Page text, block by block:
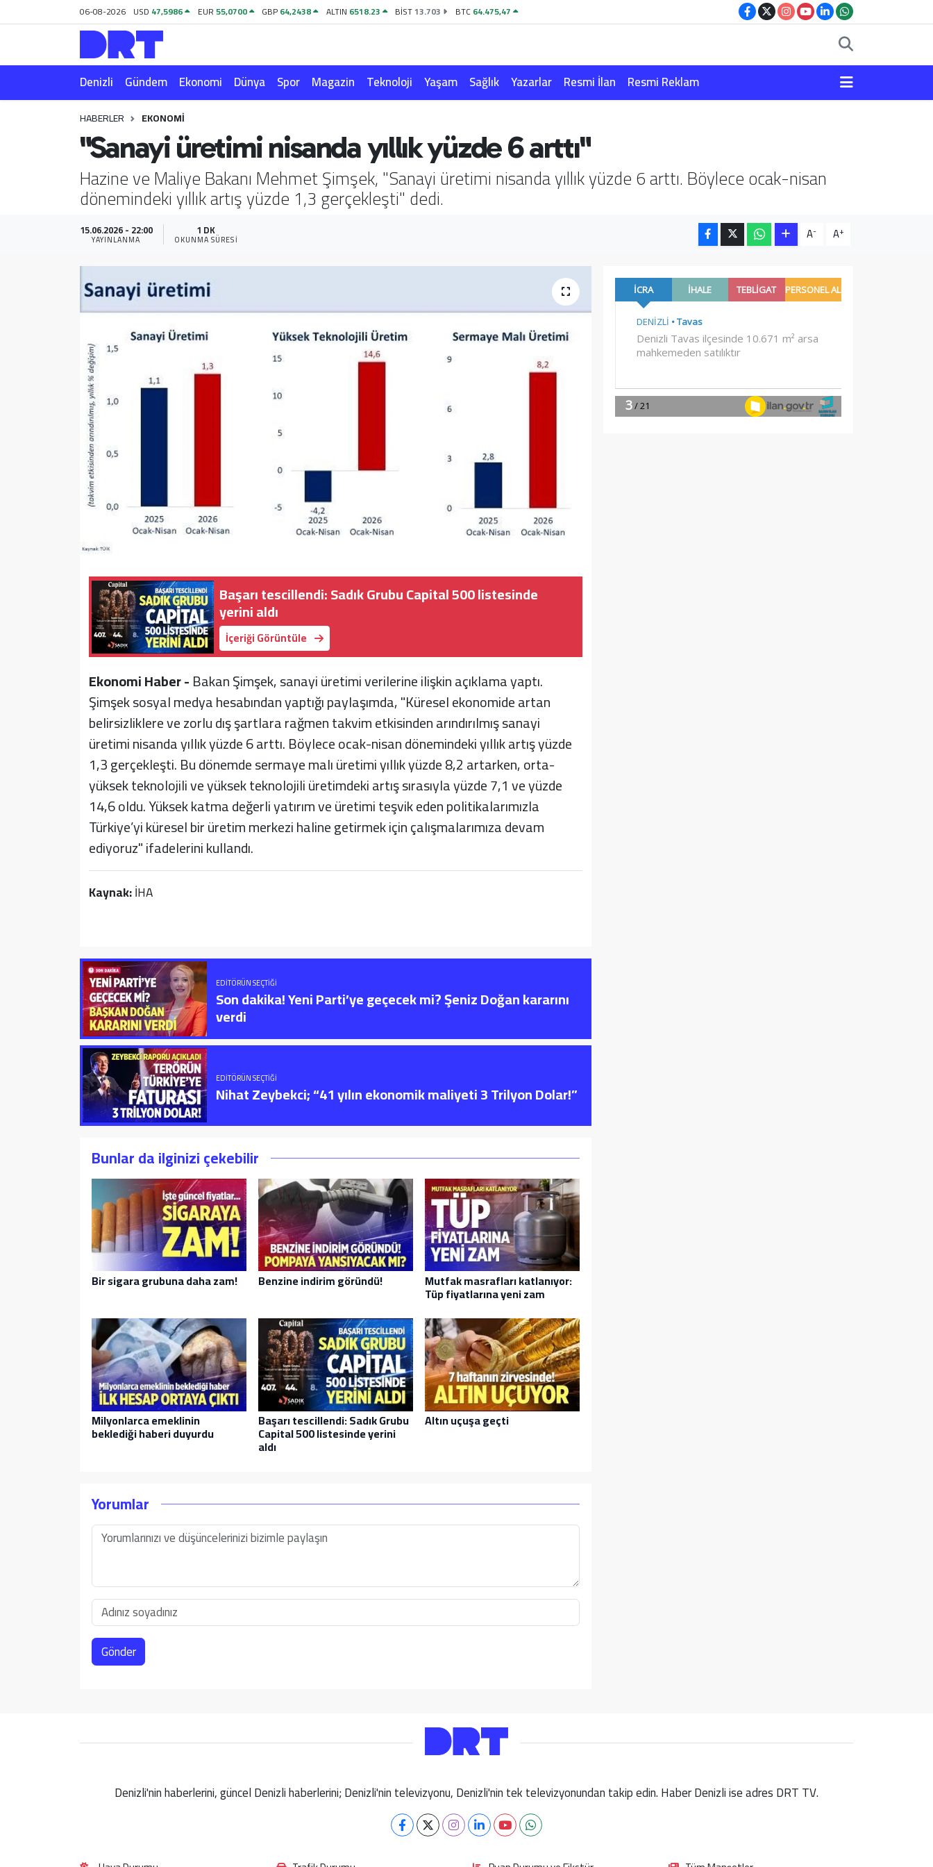
06-08-2026 USD 47,5986 EUR55,0700 GBP64,2438 ALTIN 6518.23 BİST13.703 BTC64.475,47
Denizli Gündem Ekonomi Dünya Spor Magazin Teknoloji Yaşam Sağlık Yazarlar Resmi İlan Resmi Reklam
HABERLER EKONOMI
"Sanayi üretimi nisanda yıllık yüzde 6 arttı"
Hazine ve Maliye Bakanı Mehmet Şimşek, "Sanayi üretimi nisanda yıllık yüzde 6 arttı. Böylece ocak-nisan
dönemindeki yıllık artış yüzde 1,3 gerçekleşti" dedi.
15.06.2026 - 22:00
YAYINLANMA
1 DK
OKUNMA SÜRESI A- A+
Başarı tescillendi: Sadık Grubu Capital 500 listesinde
yerini aldı
İçeriği Görüntüle
Ekonomi Haber -Bakan Şimşek, sanayi üretimi verilerine ilişkin açıklama yaptı.
Şimşek sosyal medya hesabından yaptığı paylaşımda, "Küresel ekonomide artan
belirsizliklere ve zorlu dış şartlara rağmen takvim etkisinden arındırılmış sanayi
üretimi nisanda yıllık yüzde 6 arttı. Böylece ocak-nisan dönemindeki yıllık artış yüzde
1,3 gerçekleşti. Bu dönemde sermaye malı üretimi yıllık yüzde 8,2 artarken, orta-
yüksek teknolojili ve yüksek teknolojili üretimdeki artış sırasıyla yüzde 7,1 ve yüzde
14,6 oldu. Yüksek katma değerli yatırım ve üretimi teşvik eden politikalarımızla
Türkiye’yi küresel bir üretim merkezi haline getirmek için çalışmalarımıza devam
ediyoruz" ifadelerini kullandı.
Kaynak:İHA
EDITÖRÜN SEÇTIĞI
Son dakika! Yeni Parti’ye geçecek mi? Şeniz Doğan kararını
verdi
EDITÖRÜN SEÇTIĞI
Nihat Zeybekci; “41 yılın ekonomik maliyeti 3 Trilyon Dolar!”
Bunlar da ilginizi çekebilir
Bir sigara grubuna daha zam! Benzine indirim göründü! Mutfak masrafları katlanıyor:
Tüp fiyatlarına yeni zam
Milyonlarca emeklinin
beklediği haberi duyurdu
Başarı tescillendi: Sadık Grubu
Capital 500 listesinde yerini
aldı
Altın uçuşa geçti
Yorumlar
Gönder
Denizli'nin haberlerini, güncel Denizli haberlerini; Denizli'nin televizyonu, Denizli'nin tek televizyonundan takip edin. Haber Denizli ise adres DRT TV.
Gündem
Ekonomi
Magazin
Teknoloji
Resmi İlan
Resmi Reklam
Hava Durumu
Trafik Durumu
Puan Durumu ve Fikstür
Tüm Manşetler
Son Dakika Haberleri
Haber Arşivi